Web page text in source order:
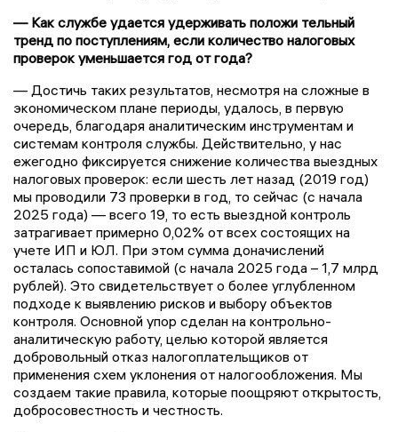
— Как службе удается удерживать положи тельный
тренд по поступлениям, если количество налоговых
проверок уменьшается год от года?
— Достичь таких результатов, несмотря на сложные в
экономическом плане периоды, удалось, в первую
очередь, благодаря аналитическим инструментам и
системам контроля службы. Действительно, у нас
ежегодно фиксируется снижение количества выездных
налоговых проверок: если шесть лет назад (2019 год)
мы проводили 73 проверки в год, то сейчас (с начала
2025 года) — всего 19, то есть выездной контроль
затрагивает примерно 0,02% от всех состоящих на
учете ИП и ЮЛ. При этом сумма доначислений
осталась сопоставимой (с начала 2025 года – 1,7 млрд
рублей). Это свидетельствует о более углубленном
подходе к выявлению рисков и выбору объектов
контроля. Основной упор сделан на контрольно-
аналитическую работу, целью которой является
добровольный отказ налогоплательщиков от
применения схем уклонения от налогообложения. Мы
создаем такие правила, которые поощряют открытость,
добросовестность и честность.